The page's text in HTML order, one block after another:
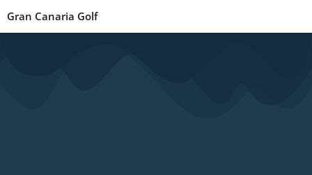
Gran Canaria Golf